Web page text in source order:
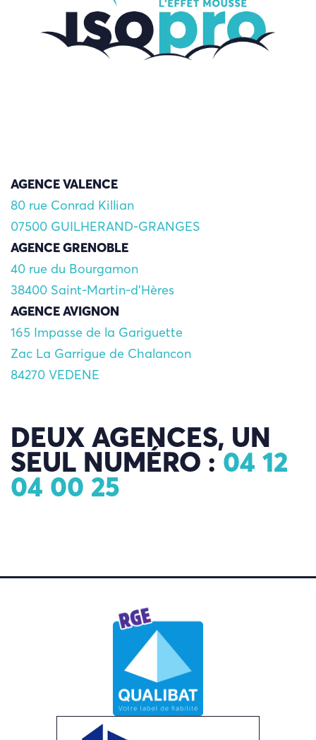
AGENCE VALENCE
80 rue Conrad Killian
07500 GUILHERAND-GRANGES
AGENCE GRENOBLE
40 rue du Bourgamon
38400 Saint-Martin-d'Hères
AGENCE AVIGNON
165 Impasse de la Gariguette
Zac La Garrigue de Chalancon
84270 VEDENE
DEUX AGENCES, UN
SEUL NUMÉRO :04 12
04 00 25